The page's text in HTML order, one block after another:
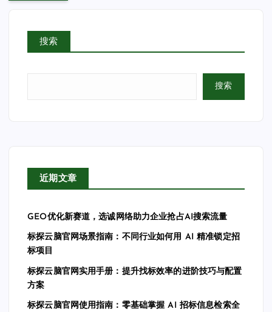
搜索
搜索
近期文章
GEO优化新赛道，选诚网络助力企业抢占AI搜索流量
标探云脑官网场景指南：不同行业如何用 AI 精准锁定招
标项目
标探云脑官网实用手册：提升找标效率的进阶技巧与配置
方案
标探云脑官网使用指南：零基础掌握 AI 招标信息检索全